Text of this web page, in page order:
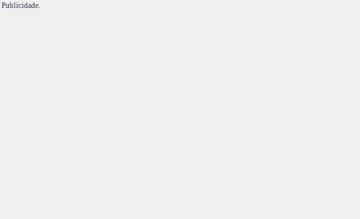
Publicidade.